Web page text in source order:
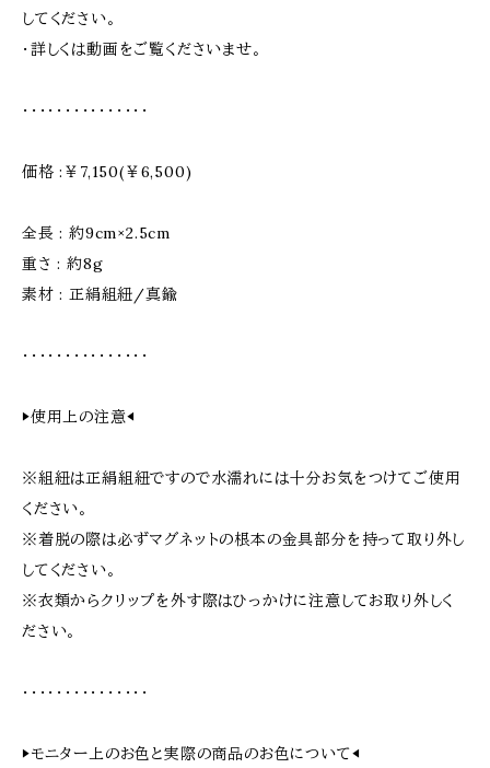
してください。
・詳しくは動画をご覧くださいませ。
・・・・・・・・・・・・・・・
価格 :￥7,150(￥6,500)
全長 : 約9cm×2.5cm
重さ : 約8g
素材 : 正絹組紐/真鍮
・・・・・・・・・・・・・・・
▶︎使用上の注意◀︎
※組紐は正絹組紐ですので水濡れには十分お気をつけてご使用
ください。
※着脱の際は必ずマグネットの根本の金具部分を持って取り外し
してください。
※衣類からクリップを外す際はひっかけに注意してお取り外しく
ださい。
・・・・・・・・・・・・・・・
▶︎モニター上のお色と実際の商品のお色について◀︎